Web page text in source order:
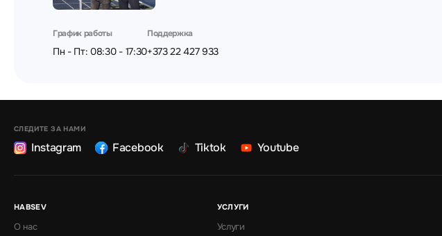
График работы
Пн - Пт: 08:30 - 17:30
Поддержка
+373 22 427 933
СЛЕДИТЕ ЗА НАМИ
Instagram Facebook Tiktok Youtube
HABSEV
О нас
УСЛУГИ
Услуги